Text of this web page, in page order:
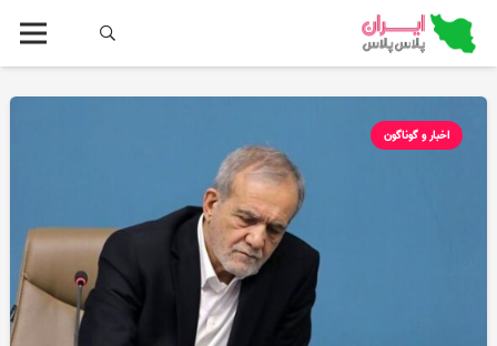
اخبار و گوناگون